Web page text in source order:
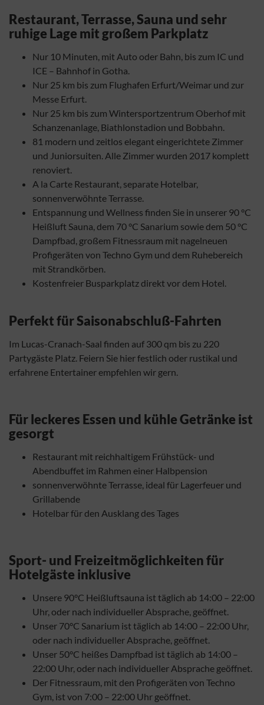
Restaurant, Terrasse, Sauna und sehr
ruhige Lage mit großem Parkplatz
Nur 10 Minuten, mit Auto oder Bahn, bis zum IC und
ICE – Bahnhof in Gotha.
Nur 25 km bis zum Flughafen Erfurt/Weimar und zur
Messe Erfurt.
Nur 25 km bis zum Wintersportzentrum Oberhof mit
Schanzenanlage, Biathlonstadion und Bobbahn.
81 modern und zeitlos elegant eingerichtete Zimmer
und Juniorsuiten. Alle Zimmer wurden 2017 komplett
renoviert.
A la Carte Restaurant, separate Hotelbar,
sonnenverwöhnte Terrasse.
Entspannung und Wellness finden Sie in unserer 90 °C
Heißluft Sauna, dem 70 °C Sanarium sowie dem 50 °C
Dampfbad, großem Fitnessraum mit nagelneuen
Profigeräten von Techno Gym und dem Ruhebereich
mit Strandkörben.
Kostenfreier Busparkplatz direkt vor dem Hotel.
Perfekt für Saisonabschluß-Fahrten
Im Lucas-Cranach-Saal finden auf 300 qm bis zu 220
Partygäste Platz. Feiern Sie hier festlich oder rustikal und
erfahrene Entertainer empfehlen wir gern.
Für leckeres Essen und kühle Getränke ist
gesorgt
Restaurant mit reichhaltigem Frühstück- und
Abendbuffet im Rahmen einer Halbpension
sonnenverwöhnte Terrasse, ideal für Lagerfeuer und
Grillabende
Hotelbar für den Ausklang des Tages
Sport- und Freizeitmöglichkeiten für
Hotelgäste inklusive
Unsere 90°C Heißluftsauna ist täglich ab 14:00 – 22:00
Uhr, oder nach individueller Absprache, geöffnet.
Unser 70°C Sanarium ist täglich ab 14:00 – 22:00 Uhr,
oder nach individueller Absprache, geöffnet.
Unser 50°C heißes Dampfbad ist täglich ab 14:00 –
22:00 Uhr, oder nach individueller Absprache geöffnet.
Der Fitnessraum, mit den Profigeräten von Techno
Gym, ist von 7:00 – 22:00 Uhr geöffnet.